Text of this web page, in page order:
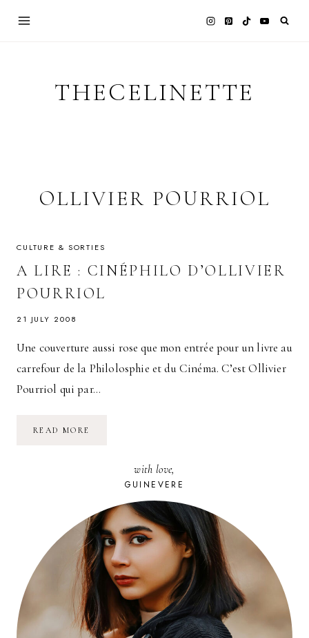
THECELINETTE
OLLIVIER POURRIOL
CULTURE & SORTIES
A LIRE : CINÉPHILO D’OLLIVIER
POURRIOL
21 JULY 2008
Une couverture aussi rose que mon entrée pour un livre au
carrefour de la Philolosphie et du Cinéma. C’est Ollivier
Pourriol qui par…
READ MORE
D’OLLIVIERwith love,
GUINEVERE